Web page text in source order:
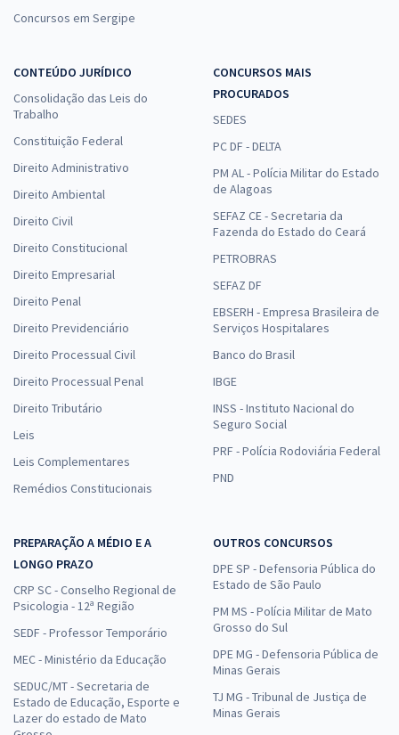
Concursos em Sergipe
CONTEÚDO JURÍDICO
Consolidação das Leis do
Trabalho
Constituição Federal
Direito Administrativo
Direito Ambiental
Direito Civil
Direito Constitucional
Direito Empresarial
Direito Penal
Direito Previdenciário
Direito Processual Civil
Direito Processual Penal
Direito Tributário
Leis
Leis Complementares
Remédios Constitucionais
CONCURSOS MAIS
PROCURADOS
SEDES
PC DF - DELTA
PM AL - Polícia Militar do Estado
de Alagoas
SEFAZ CE - Secretaria da
Fazenda do Estado do Ceará
PETROBRAS
SEFAZ DF
EBSERH - Empresa Brasileira de
Serviços Hospitalares
Banco do Brasil
IBGE
INSS - Instituto Nacional do
Seguro Social
PRF - Polícia Rodoviária Federal
PND
PREPARAÇÃO A MÉDIO E A
LONGO PRAZO
CRP SC - Conselho Regional de
Psicologia - 12ª Região
SEDF - Professor Temporário
MEC - Ministério da Educação
SEDUC/MT - Secretaria de
Estado de Educação, Esporte e
Lazer do estado de Mato
OUTROS CONCURSOS
DPE SP - Defensoria Pública do
Estado de São Paulo
PM MS - Polícia Militar de Mato
Grosso do Sul
DPE MG - Defensoria Pública de
Minas Gerais
TJ MG - Tribunal de Justiça de
Minas Gerais